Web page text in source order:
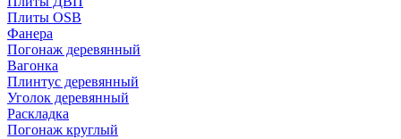
Плиты OSB
Фанера
Погонаж деревянный
Вагонка
Плинтус деревянный
Уголок деревянный
Раскладка
Погонаж круглый